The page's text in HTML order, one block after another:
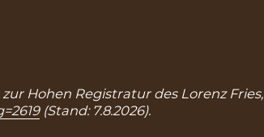
Hohen Registratur des Lorenz Fries,
(Stand: 7.8.2026).